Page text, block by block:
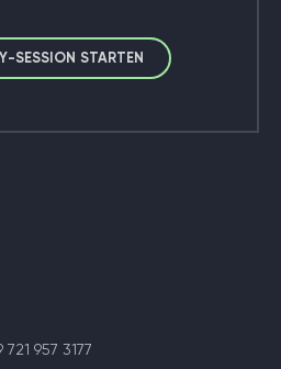
SESSION STARTEN
721 957 3177